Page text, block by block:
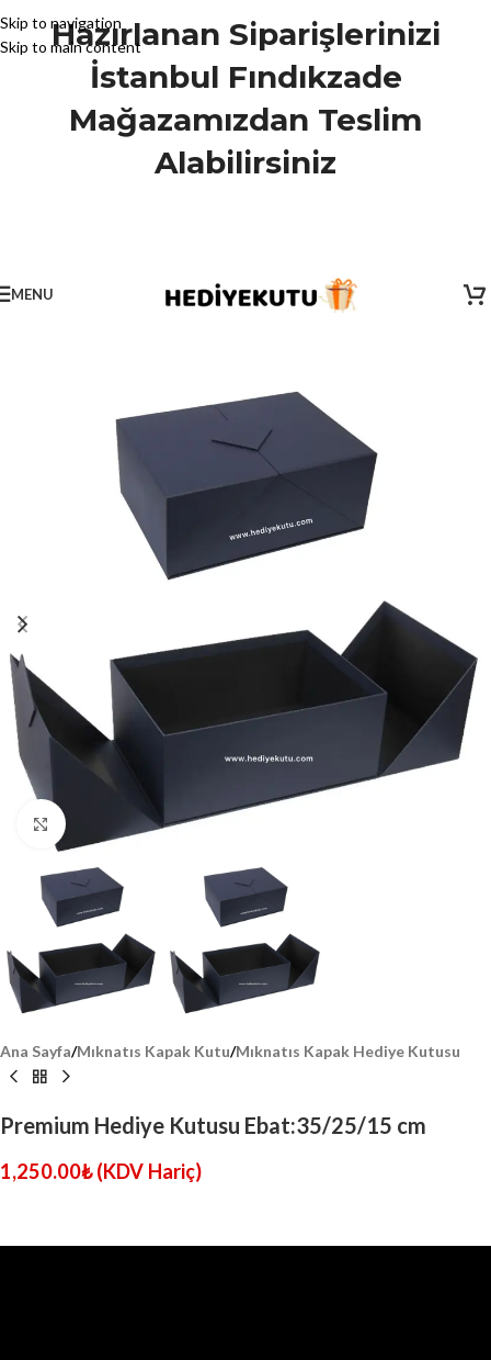
Skip to navigation
Skip to main content
Hazırlanan Siparişlerinizi
İstanbul Fındıkzade
Mağazamızdan Teslim
Alabilirsiniz
MENU
Click to enlarge
Ana Sayfa/Mıknatıs Kapak Kutu/Mıknatıs Kapak Hediye Kutusu
Premium Hediye Kutusu Ebat:35/25/15 cm
1,250.00₺ (KDV Hariç)